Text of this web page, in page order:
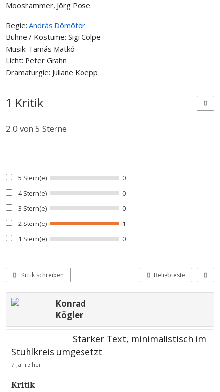
Mooshammer, Jörg Pose
Regie: András Dömötör
Bühne / Kostüme: Sigi Colpe
Musik: Tamás Matkó
Licht: Peter Grahn
Dramaturgie: Juliane Koepp
1 Kritik
2.0 von 5 Sterne
5 Stern(e)
0
4 Stern(e)
0
3 Stern(e)
0
2 Stern(e)
1
1 Stern(e)
0
Kritik schreiben Beliebteste
Konrad
Kögler
Starker Text, minimalistisch im
Stuhlkreis umgesetzt
7 Jahre her.
Kritik